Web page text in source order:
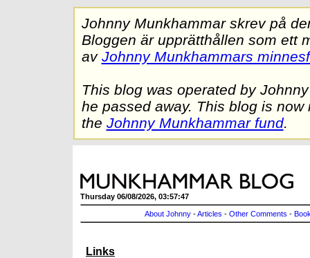
Johnny Munkhammar skrev på
Bloggen är upprätthållen som ett
av Johnny Munkhammars
This blog was operated by
he passed away. This blog is
the Johnny Munkhammar fund.
Thursday 06/08/2026, 03:57:47
About Johnny -Articles - Other Comments -
Links